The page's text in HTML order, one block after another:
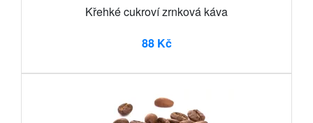
Křehké cukroví zrnková káva
88 Kč